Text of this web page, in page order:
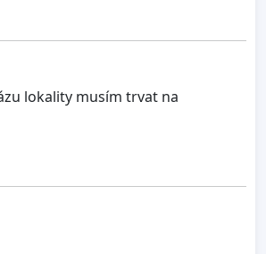
lokality musím trvat na